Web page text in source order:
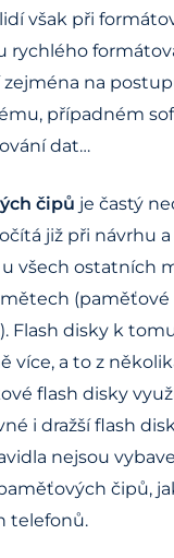
však při
rychlého
na
případném
dat…
čipů je častý
již při návrhu
všech ostatních
(paměťové
Flash disky k
více, a to z
flash disky
i dražší flash
nejsou
čipů,
telefonů.